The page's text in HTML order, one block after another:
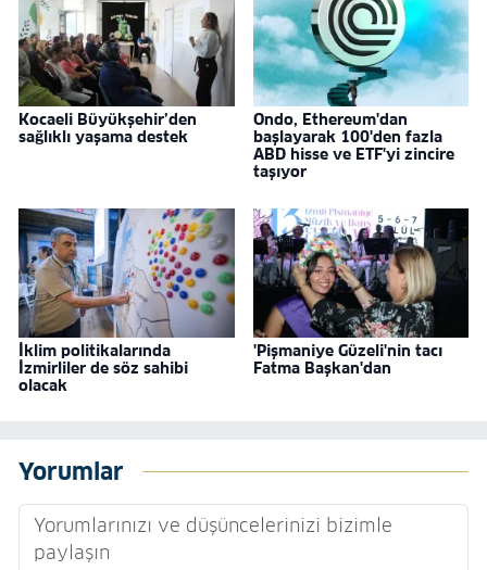
Kocaeli Büyükşehir’den
sağlıklı yaşama destek
Ondo, Ethereum'dan
başlayarak 100'den fazla
ABD hisse ve ETF'yi zincire
taşıyor
İklim politikalarında
İzmirliler de söz sahibi
olacak
'Pişmaniye Güzeli'nin tacı
Fatma Başkan'dan
Yorumlar